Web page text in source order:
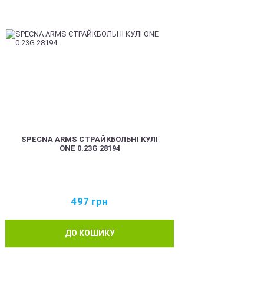
SPECNA ARMS СТРАЙКБОЛЬНІ КУЛІ
ONE 0.23G 28194
497 грн
ДО КОШИКУ